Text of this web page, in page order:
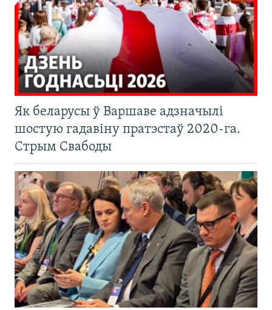
Як беларусы ў Варшаве адзначылі
шостую гадавіну пратэстаў 2020-га.
Стрым Свабоды